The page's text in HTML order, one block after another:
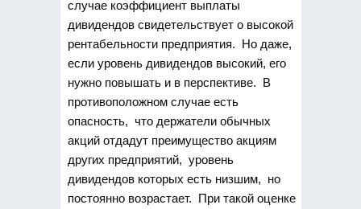
случае коэффициент выплаты
дивидендов свидетельствует о высокой
рентабельности предприятия. Но даже,
если уровень дивидендов высокий, его
нужно повышать и в перспективе. В
противоположном случае есть
опасность, что держатели обычных
акций отдадут преимущество акциям
других предприятий, уровень
дивидендов которых есть низшим, но
постоянно возрастает. При такой оценке